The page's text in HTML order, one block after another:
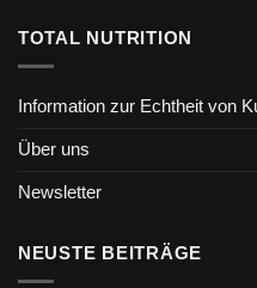
TOTAL NUTRITION
Information zur Echtheit von
Über uns
Newsletter
NEUSTE BEITRÄGE